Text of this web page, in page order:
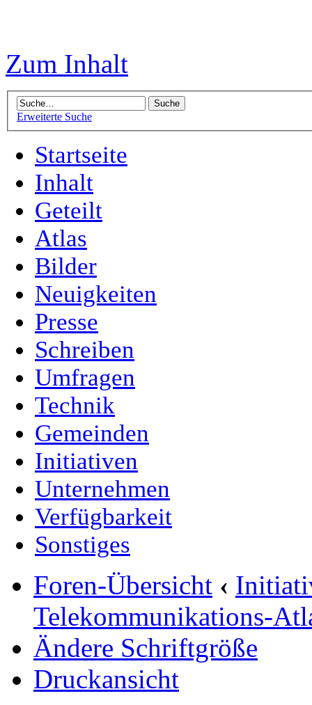
Zum Inhalt
Erweiterte Suche
Startseite
Inhalt
Geteilt
Atlas
Bilder
Neuigkeiten
Presse
Schreiben
Umfragen
Technik
Gemeinden
Initiativen
Unternehmen
Verfügbarkeit
Sonstiges
Foren-Übersicht ‹
Telekommunikations-
Ändere Schriftgröße
Druckansicht